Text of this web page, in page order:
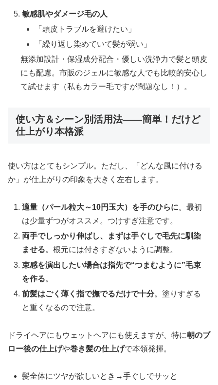
敏感肌やダメージ毛の人
「頭皮トラブルを避けたい」
「繰り返し染めていて髪が弱い」
無添加設計・保湿成分配合・優しい洗浄力で髪と頭皮
にも配慮。市販のジェルに敏感な人でも比較的安心し
て試せます（私もカラー毛ですが問題なし！）。
使い方＆シーン別活用法――簡単！だけど
仕上がり本格派
使い方はとてもシンプル。ただし、「どんな風に付ける
か」が仕上がりの印象を大きく左右します。
適量（パール粒大～10円玉大）を手のひらに。最初
は少量ずつがオススメ。つけすぎ注意です。
両手でしっかり伸ばし、まずは手ぐしで毛先に馴染
ませる。根元には付きすぎないように調整。
束感を演出したい場合は指先で“つまむように”毛束
を作る。
前髪はごく薄く指で撫でるだけで十分。塗りすぎる
と重くなるので注意。
ドライヘアにもウェットヘアにも使えますが、特に朝のブ
ロー後の仕上げや巻き髪の仕上げで本領発揮。
髪全体にツヤが欲しいとき→手ぐしでサッと